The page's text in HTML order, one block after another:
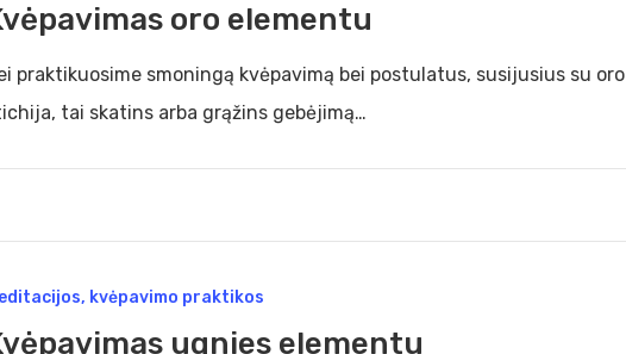
oro elementu
praktikuosime smoningą kvėpavimą bei postulatus, susijusius su oro
tai skatins arba grąžins gebėjimą…
kvėpavimo praktikos
ugnies elementu